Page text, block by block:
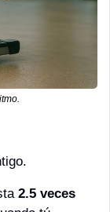
2.5 veces